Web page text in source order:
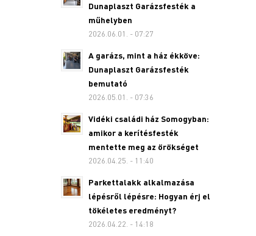
Dunaplaszt Garázsfesték a
műhelyben
2026.06.01. - 07:27
A garázs, mint a ház ékköve:
Dunaplaszt Garázsfesték
bemutató
2026.05.01. - 07:36
Vidéki családi ház Somogyban:
amikor a kerítésfesték
mentette meg az örökséget
2026.04.25. - 11:40
Parkettalakk alkalmazása
lépésről lépésre: Hogyan érj el
tökéletes eredményt?
2026.04.22. - 14:18